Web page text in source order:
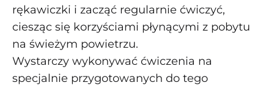
rękawiczki i zacząć regularnie ćwiczyć,
ciesząc się korzyściami płynącymi z pobytu
na świeżym powietrzu.
Wystarczy wykonywać ćwiczenia na
specjalnie przygotowanych do tego